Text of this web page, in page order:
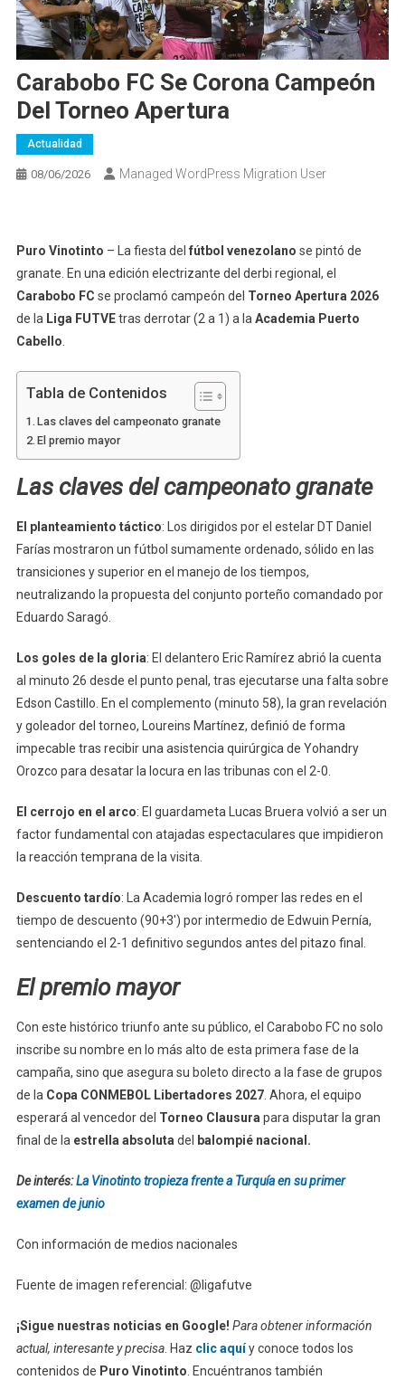
Carabobo FC Se Corona Campeón
Del Torneo Apertura
Actualidad
08/06/2026 Managed WordPress Migration User
Puro Vinotinto – La fiesta del fútbol venezolano se pintó de
granate. En una edición electrizante del derbi regional, el
Carabobo FC se proclamó campeón del Torneo Apertura 2026
de la Liga FUTVEtras derrotar (2 a 1) a laAcademia Puerto
Cabello.
Tabla de Contenidos
Las claves del campeonato granate
El premio mayor
Las claves del campeonato granate
El planteamiento táctico: Los dirigidos por el estelar DT Daniel
Farías mostraron un fútbol sumamente ordenado, sólido en las
transiciones y superior en el manejo de los tiempos,
neutralizando la propuesta del conjunto porteño comandado por
Eduardo Saragó.
Los goles de la gloria: El delantero Eric Ramírez abrió la cuenta
al minuto 26 desde el punto penal, tras ejecutarse una falta sobre
Edson Castillo. En el complemento (minuto 58), la gran revelación
y goleador del torneo, Loureins Martínez, definió de forma
impecable tras recibir una asistencia quirúrgica de Yohandry
Orozco para desatar la locura en las tribunas con el 2-0.
El cerrojo en el arco: El guardameta Lucas Bruera volvió a ser un
factor fundamental con atajadas espectaculares que impidieron
la reacción temprana de la visita.
Descuento tardío: La Academia logró romper las redes en el
tiempo de descuento (90+3′) por intermedio de Edwuin Pernía,
sentenciando el 2-1 definitivo segundos antes del pitazo final.
El premio mayor
Con este histórico triunfo ante su público, el Carabobo FC no solo
inscribe su nombre en lo más alto de esta primera fase de la
campaña, sino que asegura su boleto directo a la fase de grupos
de laCopa CONMEBOL Libertadores 2027. Ahora, el equipo
esperará al vencedor del Torneo Clausurapara disputar la gran
final de la estrella absolutadel balompié nacional.
De interés:La Vinotinto tropieza frente a Turquía en su primer
examen de junio
Con información de medios nacionales
Fuente de imagen referencial: @ligafutve
¡Sigue nuestras noticias en Google! Para obtener información
actual, interesante y precisa. Haz clic aquíy conoce todos los
contenidos de Puro Vinotinto. Encuéntranos también